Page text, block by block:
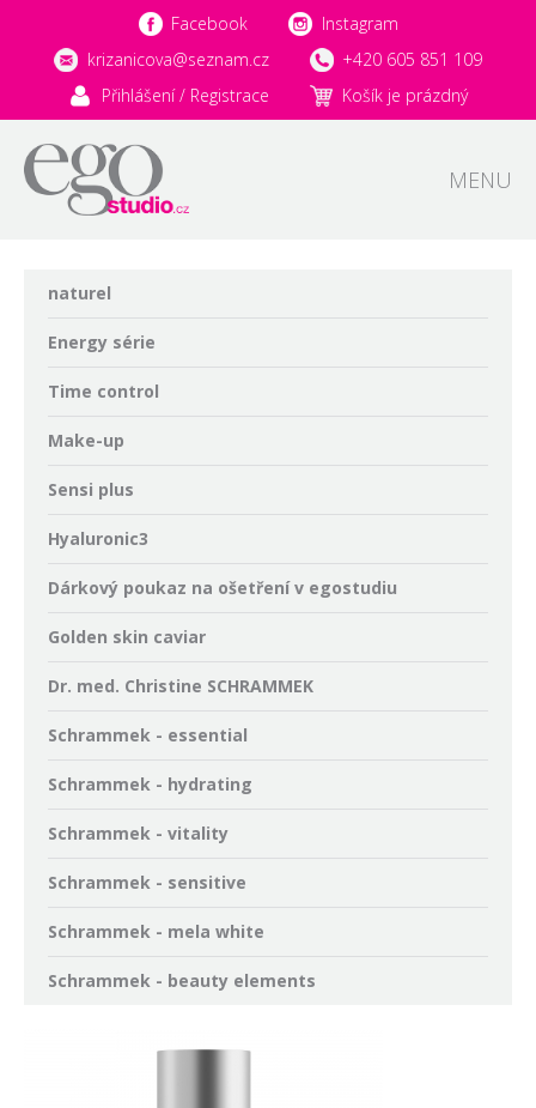
Facebook
Instagram
krizanicova@seznam.cz
+420 605 851 109
Přihlášení / Registrace
Košík je prázdný
MENU
naturel
Energy série
Time control
Make-up
Sensi plus
Hyaluronic3
Dárkový poukaz na ošetření v egostudiu
Golden skin caviar
Dr. med. Christine SCHRAMMEK
Schrammek - essential
Schrammek - hydrating
Schrammek - vitality
Schrammek - sensitive
Schrammek - mela white
Schrammek - beauty elements